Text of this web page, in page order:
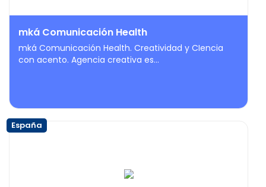
mká Comunicación Health
mká Comunicación Health. Creatividad y CIencia
con acento. Agencia creativa es...
España